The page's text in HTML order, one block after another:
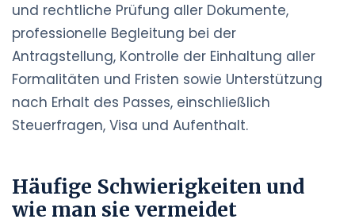
und rechtliche Prüfung aller Dokumente,
professionelle Begleitung bei der
Antragstellung, Kontrolle der Einhaltung aller
Formalitäten und Fristen sowie Unterstützung
nach Erhalt des Passes, einschließlich
Steuerfragen, Visa und Aufenthalt.
Häufige Schwierigkeiten und
wie man sie vermeidet